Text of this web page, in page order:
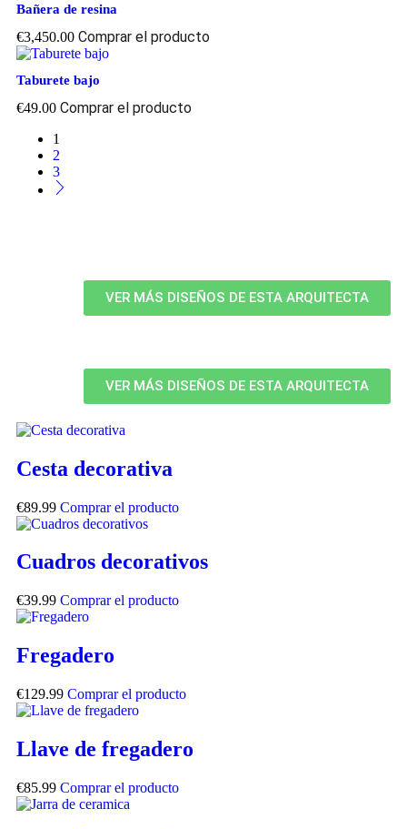
Bañera de resina
€3,450.00 Comprar el producto
Taburete bajo
€49.00 Comprar el producto
1
2
3
VER MÁS DISEÑOS DE ESTA ARQUITECTA
VER MÁS DISEÑOS DE ESTA ARQUITECTA
Cesta decorativa
€89.99 Comprar el producto
Cuadros decorativos
€39.99 Comprar el producto
Fregadero
€129.99 Comprar el producto
Llave de fregadero
€85.99 Comprar el producto